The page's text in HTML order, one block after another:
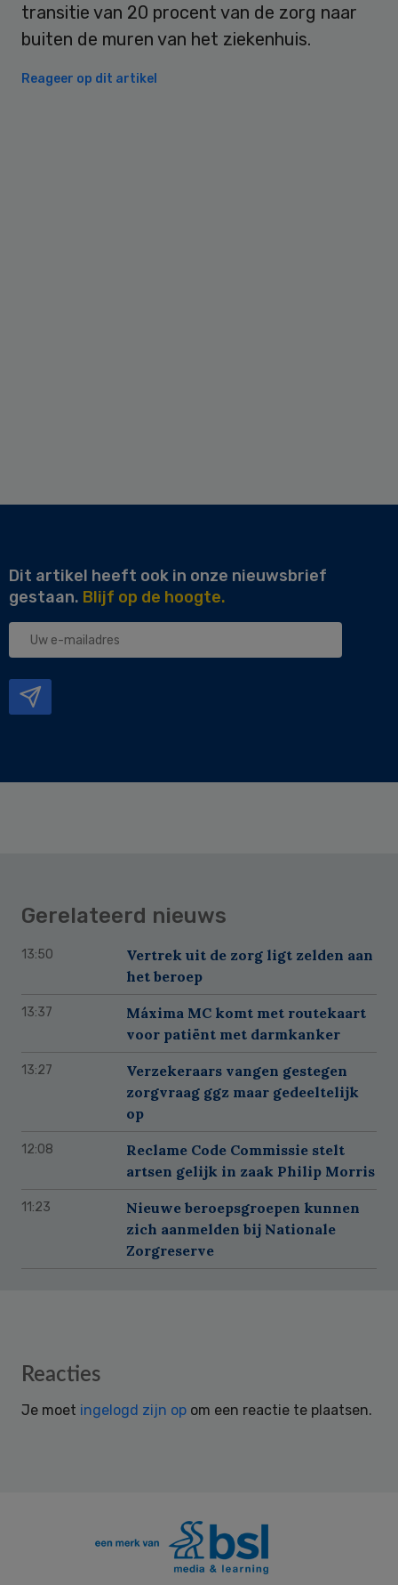
transitie van 20 procent van de zorg naar
buiten de muren van het ziekenhuis.
Reageer op dit artikel
Dit artikel heeft ook in onze nieuwsbrief
gestaan. Blijf op de hoogte.
Uw
Gerelateerd nieuws
13:50
Vertrek uit de zorg ligt zelden aan
het beroep
13:37
Máxima MC komt met routekaart
voor patiënt met darmkanker
13:27
Verzekeraars vangen gestegen
zorgvraag ggz maar gedeeltelijk
op
12:08
Reclame Code Commissie stelt
artsen gelijk in zaak Philip Morris
11:23
Nieuwe beroepsgroepen kunnen
zich aanmelden bij Nationale
Zorgreserve
Reader
Reacties
Je moet ingelogd zijn op om een reactie te plaatsen.